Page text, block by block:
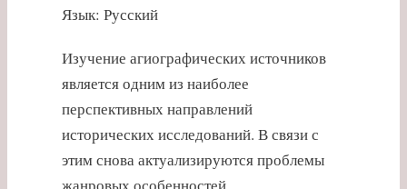
Язык: Русский
Изучение агиографических источников
является одним из наиболее
перспективных направлений
исторических исследований. В связи с
этим снова актуализируются проблемы